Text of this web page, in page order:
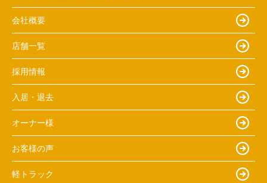
会社概要
店舗一覧
採用情報
入居・退去
オーナー様
お客様の声
軽トラック